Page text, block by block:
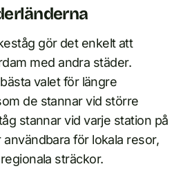
gör det enkelt att
med andra städer.
valet för längre
de stannar vid större
stannar vid varje station på
för lokala resor,
sträckor.